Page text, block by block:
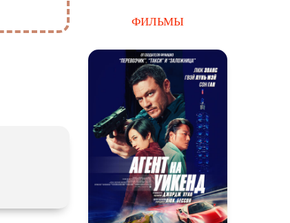
ФИЛЬМЫ